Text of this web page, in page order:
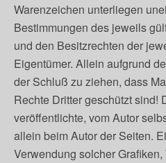
Warenzeichen unterliegen
Bestimmungen des jeweils
und den Besitzrechten der
Eigentümer. Allein aufgrund
der Schluß zu ziehen, dass
Rechte Dritter geschützt sind!
veröffentlichte, vom Autor
allein beim Autor der Seiten.
Verwendung solcher